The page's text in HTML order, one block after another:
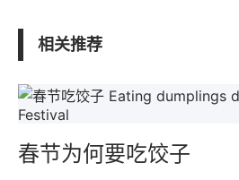
相关推荐
春节为何要吃饺子